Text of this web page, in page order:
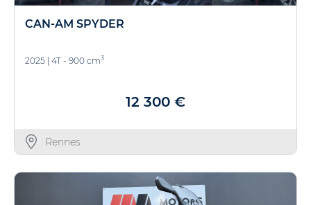
CAN-AM SPYDER
2025 | 4T - 900 cm3
12 300 €
Rennes